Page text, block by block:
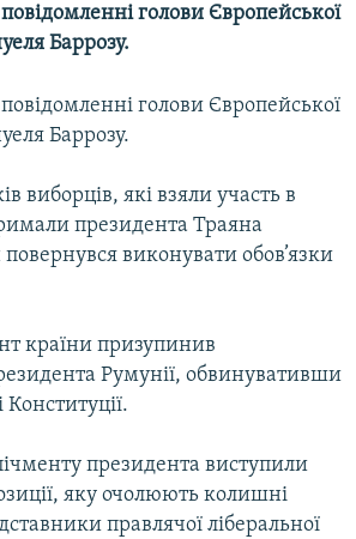
голови Європейської
Баррозу.
голови Європейської
Баррозу.
виборців, які взяли участь в
президента Траяна
виконувати обов’язки
країни призупинив
Румунії, обвинувативши
президента виступили
яку очолюють колишні
правлячої ліберальної